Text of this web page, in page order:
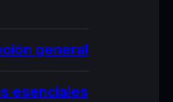
general
esenciales